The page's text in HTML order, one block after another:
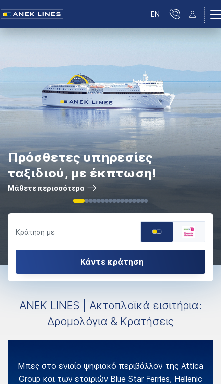
EN
Πρόσθετες υπηρεσίες
ταξιδιού, με έκπτωση!
Μάθετε περισσότερα
Κράτηση με
Κάντε κράτηση
ANEK LINES | Ακτοπλοϊκά εισιτήρια:
Δρομολόγια & Κρατήσεις
Μπες στο ενιαίο ψηφιακό περιβάλλον της Attica
Group και των εταιριών Blue Star Ferries, Hellenic